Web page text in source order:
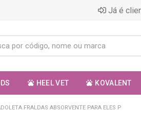
Já é
HEEL VET KOVALENT
FRALDAS ABSORVENTE PARA ELES P